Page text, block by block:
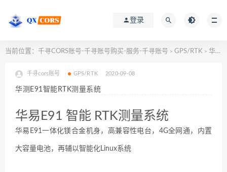
登录
当前位置： 千寻CORS账号-千寻账号购买-服务-千寻账号 > GPS/RTK > 华测E91智能RTK测量系统
千寻cors账号 GPS/RTK 2020-09-08
华测E91智能RTK测量系统
华易E91 智能 RTK测量系统
华易E91一体化镁合金机身，高兼容性电台，4G全网通，内置
大容量电池，再辅以智能化Linux系统